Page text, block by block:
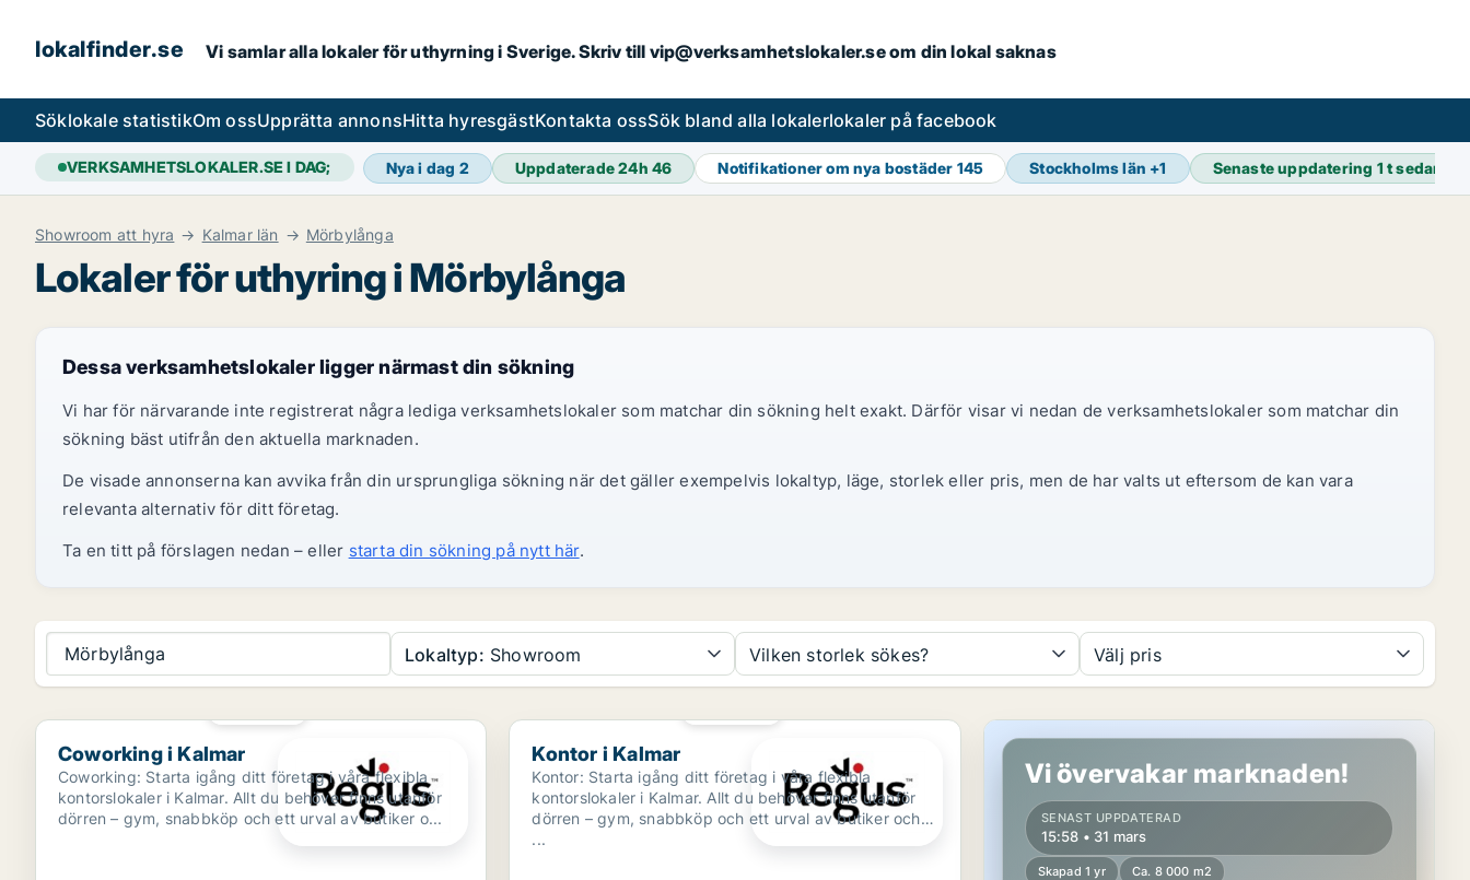
lokalfinder.se Vi samlar alla lokaler för uthyrning i Sverige. Skriv till vip@verksamhetslokaler.se om din lokal saknas
Söklokale statistikOm ossUpprätta annonsHitta hyresgästKontakta ossSök bland alla lokalerlokaler på facebook
VERKSAMHETSLOKALER.SE I DAG; Nya i dag 2 Uppdaterade 24h46 Notifikationer om nya bostäder 145 Stockholms län +1 Senaste uppdatering 1 t sedan
Showroom att hyra Kalmar län Mörbylånga
Lokaler för uthyring i Mörbylånga
Dessa verksamhetslokaler ligger närmast din sökning
Vi har för närvarande inte registrerat några lediga verksamhetslokaler som matchar din sökning helt exakt. Därför visar vi nedan de verksamhetslokaler som matchar din
sökning bäst utifrån den aktuella marknaden.
De visade annonserna kan avvika från din ursprungliga sökning när det gäller exempelvis lokaltyp, läge, storlek eller pris, men de har valts ut eftersom de kan vara
relevanta alternativ för ditt företag.
Ta en titt på förslagen nedan – eller starta din sökning på nytt här.
Mörbylånga Lokaltyp: Showroom Vilken storlek sökes? Välj pris
Coworking i Kalmar
Coworking i Kalmar
Coworking: Starta igång ditt företag i våra flexibla
kontorslokaler i Kalmar. Allt du behöver finns utanför
dörren – gym, snabbköp och ett urval av butiker o...
Kontor i Kalmar
Kontor i Kalmar
Kontor: Starta igång ditt företag i våra flexibla
kontorslokaler i Kalmar. Allt du behöver finns utanför
dörren – gym, snabbköp och ett urval av butiker och
...
Lager i Emmaboda
Vi övervakar marknaden!
SENAST UPPDATERAD
15:58 • 31 mars
Skapad 1 yr Ca. 8 000 m2